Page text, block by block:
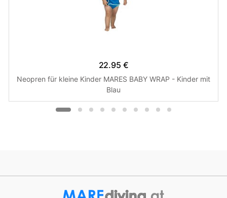
22.95 €
Neopren für kleine Kinder MARES BABY WRAP - Kinder mit
Blau